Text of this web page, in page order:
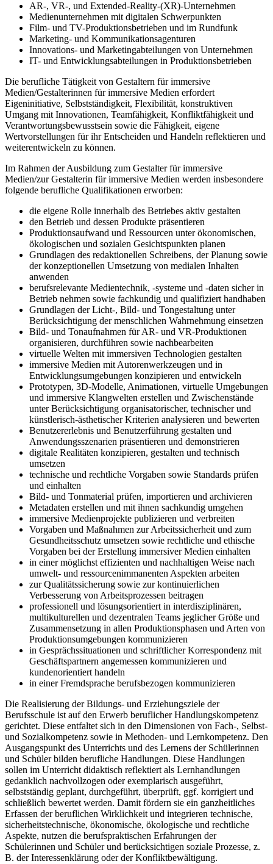
AR-, VR-, und Extended-Reality-(XR)-Unternehmen
Medienunternehmen mit digitalen Schwerpunkten
Film- und TV-Produktionsbetrieben und im Rundfunk
Marketing- und Kommunikationsagenturen
Innovations- und Marketingabteilungen von Unternehmen
IT- und Entwicklungsabteilungen in Produktionsbetrieben
Die berufliche Tätigkeit von Gestaltern für immersive
Medien/Gestalterinnen für immersive Medien erfordert
Eigeninitiative, Selbstständigkeit, Flexibilität, konstruktiven
Umgang mit Innovationen, Teamfähigkeit, Konfliktfähigkeit und
Verantwortungsbewusstsein sowie die Fähigkeit, eigene
Wertvorstellungen für ihr Entscheiden und Handeln reflektieren und
weiterentwickeln zu können.
Im Rahmen der Ausbildung zum Gestalter für immersive
Medien/zur Gestalterin für immersive Medien werden insbesondere
folgende berufliche Qualifikationen erworben:
die eigene Rolle innerhalb des Betriebes aktiv gestalten
den Betrieb und dessen Produkte präsentieren
Produktionsaufwand und Ressourcen unter ökonomischen,
ökologischen und sozialen Gesichtspunkten planen
Grundlagen des redaktionellen Schreibens, der Planung sowie
der konzeptionellen Um­setzung von medialen Inhalten
anwenden
berufsrelevante Medientechnik, -systeme und -daten sicher in
Betrieb nehmen sowie fachkundig und qualifiziert handhaben
Grundlagen der Licht-, Bild- und Tongestaltung unter
Berücksichtigung der menschlichen Wahrnehmung einsetzen
Bild- und Tonaufnahmen für AR- und VR-Produktionen
organisieren, durchführen sowie nachbearbeiten
virtuelle Welten mit immersiven Technologien gestalten
immersive Medien mit Autorenwerkzeugen und in
Entwicklungsumgebungen konzipieren und entwickeln
Prototypen, 3D-Modelle, Animationen, virtuelle Umgebungen
und immersive Klangwelten erstellen und Zwischenstände
unter Berücksichtigung organi­sa­torischer, technischer und
künstlerisch-ästhetischer Kriterien analysieren und bewerten
Benutzererlebnis und Benutzerführung gestalten und
Anwendungsszenarien präsentieren und demonstrieren
digitale Realitäten konzipieren, gestalten und technisch
umsetzen
technische und rechtliche Vorgaben sowie Standards prüfen
und einhalten
Bild- und Tonmaterial prüfen, importieren und archivieren
Metadaten erstellen und mit ihnen sachkundig umgehen
immersive Medienprojekte publizieren und verbreiten
Vorgaben und Maßnahmen zur Arbeitssicherheit und zum
Gesundheitsschutz umsetzen sowie rechtliche und ethische
Vorgaben bei der Erstellung immersiver Medien einhalten
in einer möglichst effizienten und nachhaltigen Weise nach
umwelt- und res­sour­cen­immanenten Aspekten arbeiten
zur Qualitätssicherung sowie zur kontinuierlichen
Verbesserung von Arbeitsprozessen beitragen
professionell und lösungsorientiert in interdisziplinären,
multikulturellen und dezentralen Teams jeglicher Größe und
Zusam­men­setzung in allen Produktionsphasen und Arten von
Produktions­umgebungen kom­munizieren
in Gesprächssituationen und schriftlicher Korrespondenz mit
Geschäftspartnern an­ge­messen kommunizieren und
kundenorientiert handeln
in einer Fremdsprache berufsbezogen kommunizieren
Die Realisierung der Bildungs- und Erziehungsziele der
Berufsschule ist auf den Erwerb beruflicher Handlungskompetenz
gerichtet. Diese entfaltet sich in den Dimensionen von Fach-, Selbst-
und Sozialkompetenz sowie in Methoden- und Lernkompetenz. Den
Ausgangspunkt des Unterrichts und des Lernens der Schülerinnen
und Schüler bilden berufliche Handlungen. Diese Handlungen
sollen im Unterricht didaktisch reflektiert als Lernhandlungen
gedanklich nachvollzogen oder exemplarisch ausgeführt,
selbstständig geplant, durchgeführt, überprüft, ggf. korrigiert und
schließlich bewertet werden. Damit fördern sie ein ganzheitliches
Erfassen der beruflichen Wirklichkeit und integrieren technische,
sicherheitstechnische, ökonomische, ökologische und rechtliche
Aspekte, nutzen die berufspraktischen Erfahrungen der
Schülerinnen und Schüler und berücksichtigen soziale Prozesse, z.
B. der Interessenklärung oder der Konfliktbewältigung.